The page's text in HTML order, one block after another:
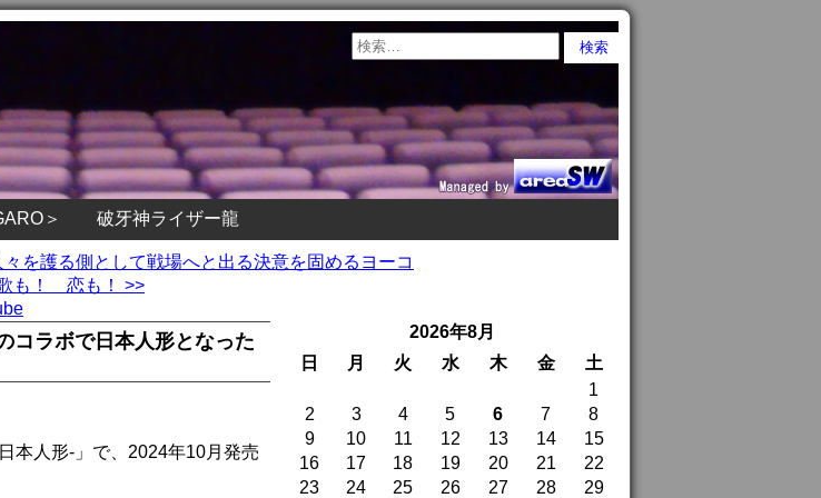
＞ 破牙神ライザー龍
を護る側として戦場へと出る決意を固めるヨーコ
も！ 恋も！ >>
コラボで日本人形となった
本人形-」で、2024年10月発売
2026年8月
日
月 火 水 木 金
土
1
2
3 4 5 6 7
8
9
10 11 12 13 14
15
16
17 18 19 20 21
22
23
24 25 26 27 28 29